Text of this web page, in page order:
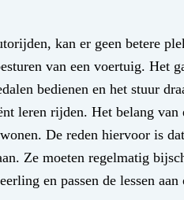
kan er geen betere
van een voertuig. Het
bedienen en het stuur
leren rijden. Het belang
De reden hiervoor is
Ze moeten regelmatig
en passen de lessen